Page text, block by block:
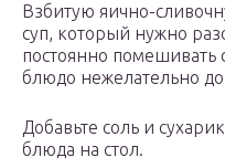
Взбитую яично-
суп, который нужно
постоянно помешивать
блюдо нежелательно
Добавьте соль и
блюда на стол.